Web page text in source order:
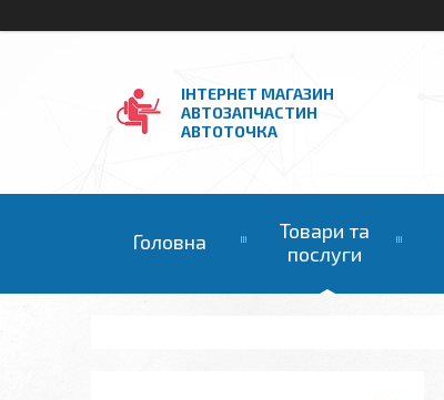
ІНТЕРНЕТ МАГАЗИН
АВТОЗАПЧАСТИН
АВТОТОЧКА
Головна
Товари та
послуги